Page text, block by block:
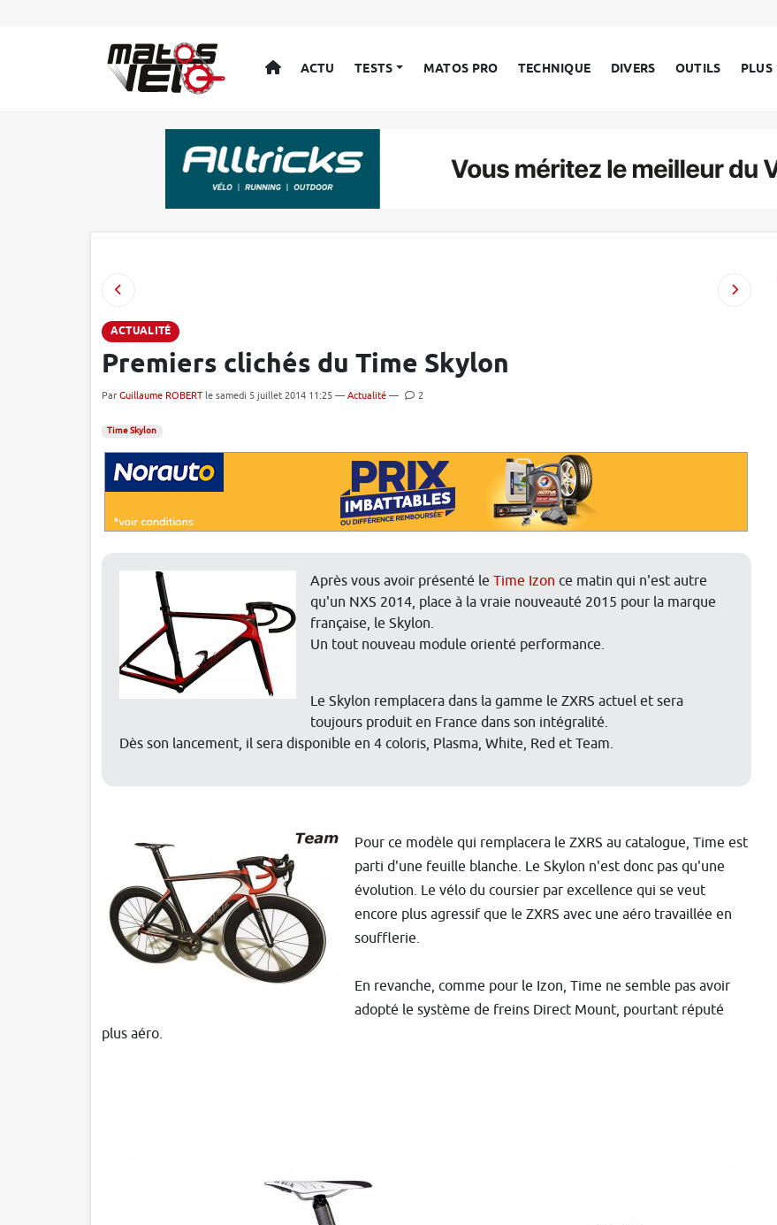
ACCUEIL
ACTU TESTS MATOS PRO TECHNIQUE DIVERS OUTILS PLUS
ACTUALITÉ
Premiers clichés du Time Skylon
Par Guillaume ROBERT le samedi 5 juillet 2014 11:25 — Actualité — 2
Time Skylon
Après vous avoir présenté le Time Izon ce matin qui n'est autre
qu'un NXS 2014, place à la vraie nouveauté 2015 pour la marque
française, le Skylon.
Un tout nouveau module orienté performance.
Le Skylon remplacera dans la gamme le ZXRS actuel et sera
toujours produit en France dans son intégralité.
Dès son lancement, il sera disponible en 4 coloris, Plasma, White, Red et Team.
Pour ce modèle qui remplacera le ZXRS au catalogue, Time est
parti d'une feuille blanche. Le Skylon n'est donc pas qu'une
évolution. Le vélo du coursier par excellence qui se veut
encore plus agressif que le ZXRS avec une aéro travaillée en
soufflerie.
En revanche, comme pour le Izon, Time ne semble pas avoir
adopté le système de freins Direct Mount, pourtant réputé
plus aéro.